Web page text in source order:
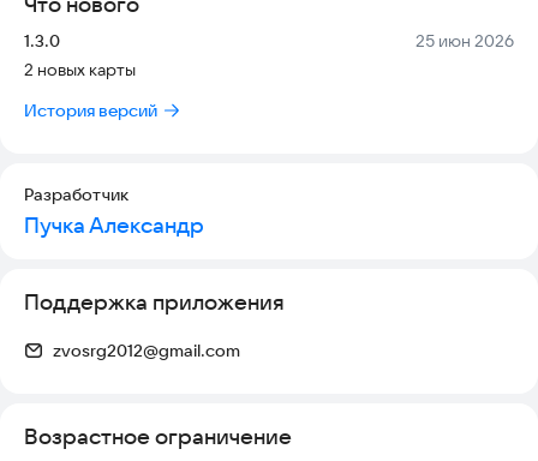
Версия:
1.3.0 Дата:
25 июн 2026
2 новых карты
История версий
Разработчик
Пучка Александр
Поддержка приложения
zvosrg2012@gmail.com
Возрастное ограничение